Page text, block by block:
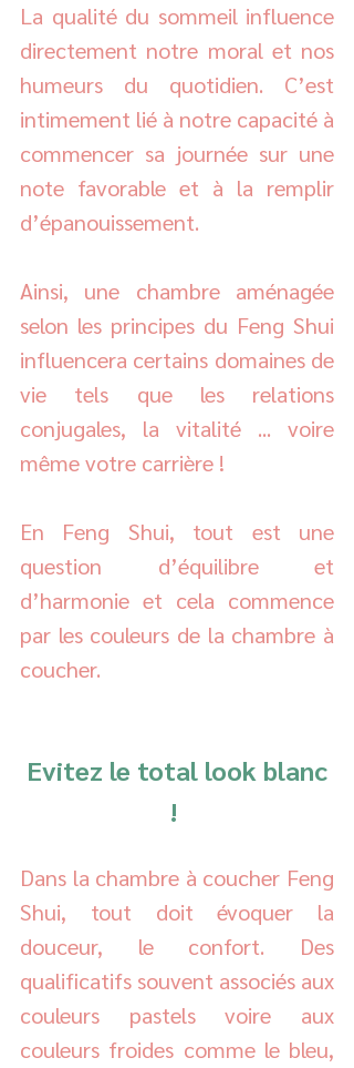
La qualité du sommeil influence
directement notre moral et nos
humeurs du quotidien. C’est
intimement lié à notre capacité à
commencer sa journée sur une
note favorable et à la remplir
d’épanouissement.
Ainsi, une chambre aménagée
selon les principes du Feng Shui
influencera certains domaines de
vie tels que les relations
conjugales, la vitalité ... voire
même votre carrière !
En Feng Shui, tout est une
question d’équilibre et
d’harmonie et cela commence
par les couleurs de la chambre à
coucher.
!
Dans la chambre à coucher Feng
Shui, tout doit évoquer la
douceur, le confort. Des
qualificatifs souvent associés aux
couleurs pastels voire aux
couleurs froides comme le bleu,